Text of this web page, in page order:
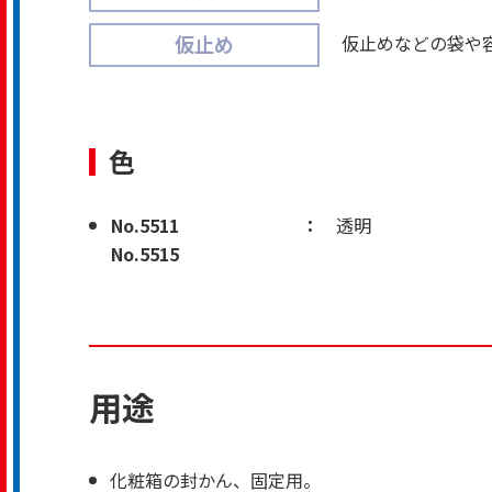
仮止め 仮止めなどの袋や
色
No.5511
No.5515
透明
用途
化粧箱の封かん、固定用。